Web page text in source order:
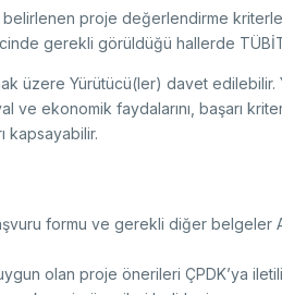
belirlenen proje değerlendirme
gerekli görüldüğü hallerde
üzere Yürütücü(ler) davet edilebilir.
ve ekonomik faydalarını, başarı
kapsayabilir.
formu ve gerekli diğer belgeler
olan proje önerileri ÇPDK’ya